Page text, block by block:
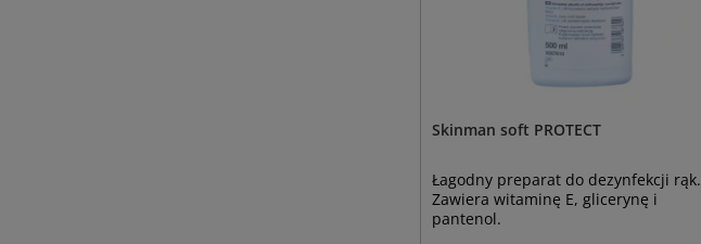
Skinman soft PROTECT
Łagodny preparat do dezynfekcji rąk.
Zawiera witaminę E, glicerynę i
pantenol.